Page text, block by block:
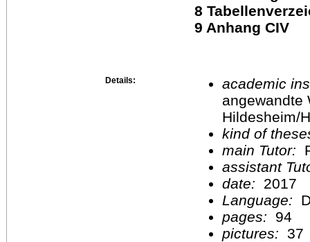
8
9 Anhang CIV
Details:
academic
angewandte
Hildesheim/
kind of
main Tutor:
assistant
date:
2017
Language:
pages:
94
pictures: 37